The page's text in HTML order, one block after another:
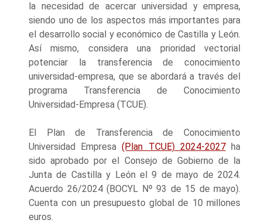
la necesidad de acercar universidad y empresa,
siendo uno de los aspectos más importantes para
el desarrollo social y económico de Castilla y León.
Así mismo, considera una prioridad vectorial
potenciar la transferencia de conocimiento
universidad-empresa, que se abordará a través del
programa Transferencia de Conocimiento
Universidad-Empresa (TCUE).
El Plan de Transferencia de Conocimiento
Universidad Empresa(Plan TCUE) 2024-2027ha
sido aprobado por el Consejo de Gobierno de la
Junta de Castilla y León el 9 de mayo de 2024.
Acuerdo 26/2024 (BOCYL Nº 93 de 15 de mayo).
Cuenta con un presupuesto global de 10 millones
euros.